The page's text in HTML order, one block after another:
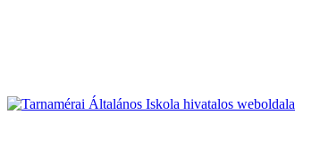
Primary